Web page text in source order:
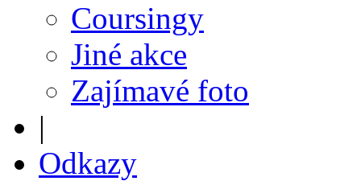
Coursingy
Jiné akce
Zajímavé foto
|
Odkazy